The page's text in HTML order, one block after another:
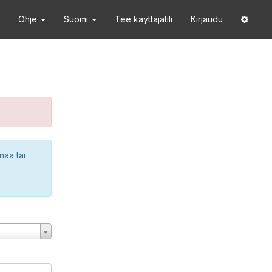
Ohje Suomi Tee käyttäjätili Kirjaudu
tai